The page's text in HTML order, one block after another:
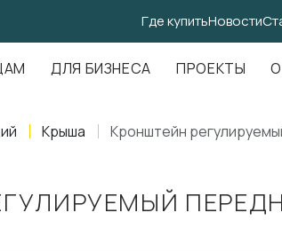
Где купитьНовости
ДЛЯ БИЗНЕСА ПРОЕКТЫ
Крыша Кронштейн
д. 107, оф. 707